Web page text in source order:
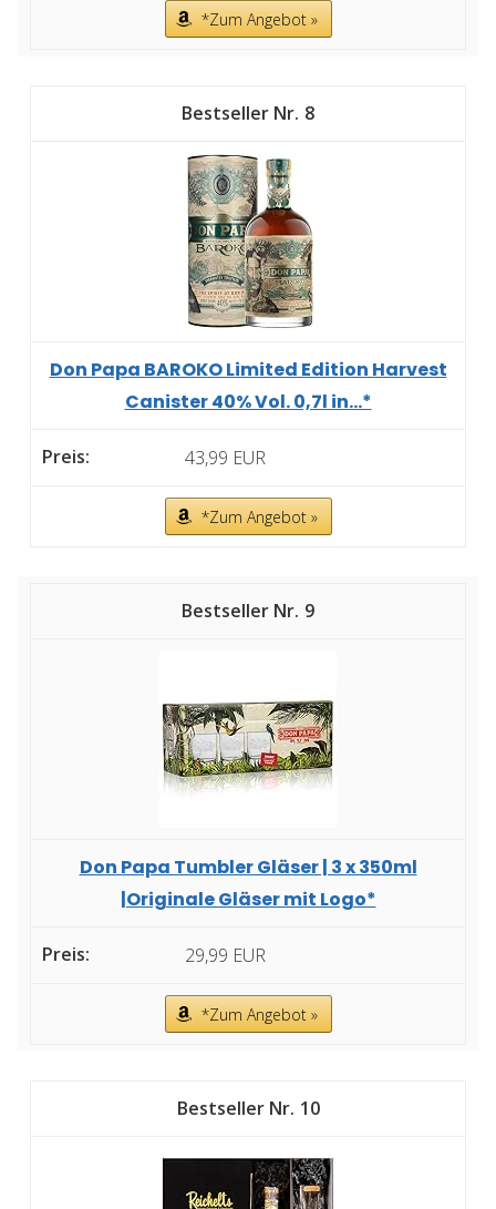
*Zum Angebot »
8
Don Papa BAROKO Limited Edition Harvest
Canister 40% Vol. 0,7l in...*
43,99 EUR
*Zum Angebot »
9
Don Papa Tumbler Gläser | 3 x 350ml
|Originale Gläser mit Logo*
29,99 EUR
*Zum Angebot »
10